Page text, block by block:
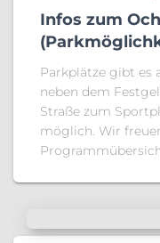
Infos zum
Parkplätze gibt es
neben dem
Straße zum
möglich. Wir